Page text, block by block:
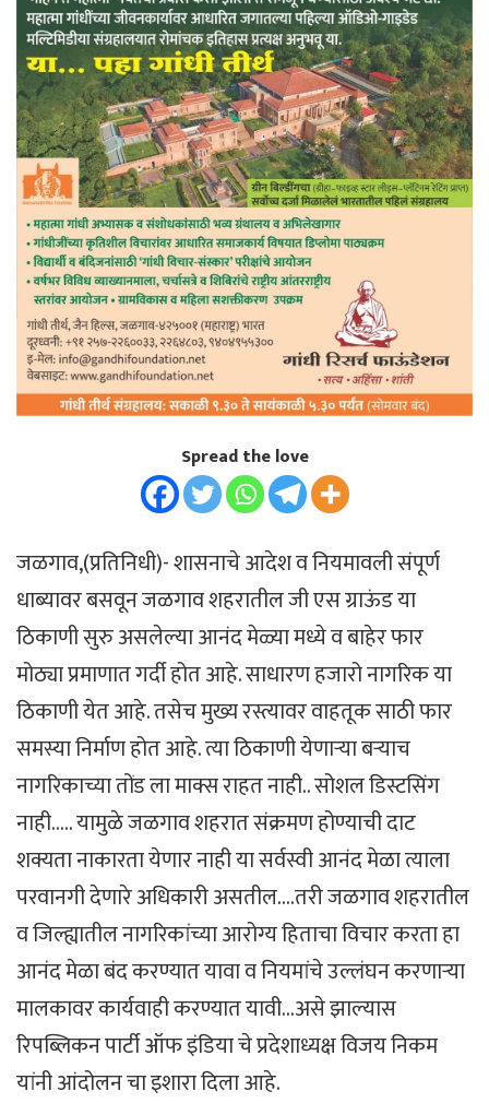
Spread the love
जळगाव,(प्रतिनिधी)- शासनाचे आदेश व नियमावली संपूर्ण
धाब्यावर बसवून जळगाव शहरातील जी एस ग्राऊंड या
ठिकाणी सुरु असलेल्या आनंद मेळ्या मध्ये व बाहेर फार
मोठ्या प्रमाणात गर्दी होत आहे. साधारण हजारो नागरिक या
ठिकाणी येत आहे. तसेच मुख्य रस्त्यावर वाहतूक साठी फार
समस्या निर्माण होत आहे. त्या ठिकाणी येणाऱ्या बऱ्याच
नागरिकाच्या तोंड ला माक्स राहत नाही.. सोशल डिस्टसिंग
नाही….. यामुळे जळगाव शहरात संक्रमण होण्याची दाट
शक्यता नाकारता येणार नाही या सर्वस्वी आनंद मेळा त्याला
परवानगी देणारे अधिकारी असतील….तरी जळगाव शहरातील
व जिल्ह्यातील नागरिकांच्या आरोग्य हिताचा विचार करता हा
आनंद मेळा बंद करण्यात यावा व नियमांचे उल्लंघन करणाऱ्या
मालकावर कार्यवाही करण्यात यावी…असे झाल्यास
रिपब्लिकन पार्टी ऑफ इंडिया चे प्रदेशाध्यक्ष विजय निकम
यांनी आंदोलन चा इशारा दिला आहे.